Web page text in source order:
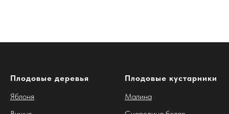
Плодовые деревья
Яблоня
Плодовые кустарники
Малина